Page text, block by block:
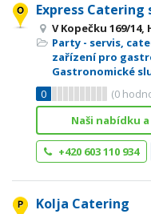
Express Catering
V Kopečku 169/
Party - servis,
zařízení pro
Gastronomické
0
(0
Naši nabídku
+420 603 110 934
Kolja Catering